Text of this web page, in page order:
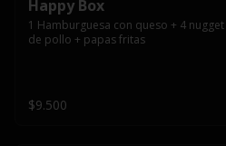
Happy Box
1 Hamburguesa con queso + 4 nugget
de pollo + papas fritas
$9.500